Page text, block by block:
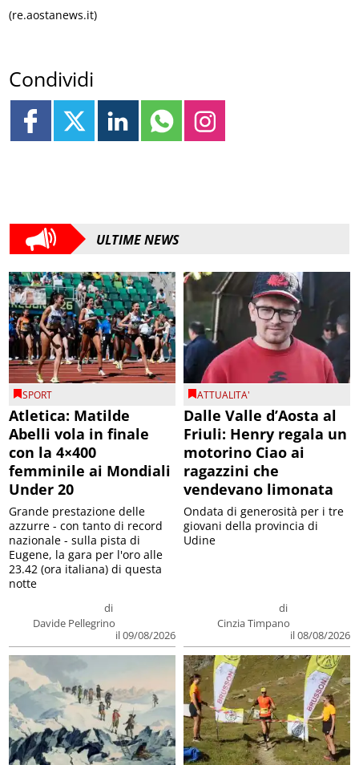
(re.aostanews.it)
Condividi
ULTIME NEWS
SPORT
Atletica: Matilde
Abelli vola in finale
con la 4×400
femminile ai Mondiali
Under 20
di
Davide Pellegrino
il 09/08/2026
Grande prestazione delle
azzurre - con tanto di record
nazionale - sulla pista di
Eugene, la gara per l'oro alle
23.42 (ora italiana) di questa
notte
ATTUALITA'
Dalle Valle d’Aosta al
Friuli: Henry regala un
motorino Ciao ai
ragazzini che
vendevano limonata
di
Cinzia Timpano
il 08/08/2026
Ondata di generosità per i tre
giovani della provincia di
Udine